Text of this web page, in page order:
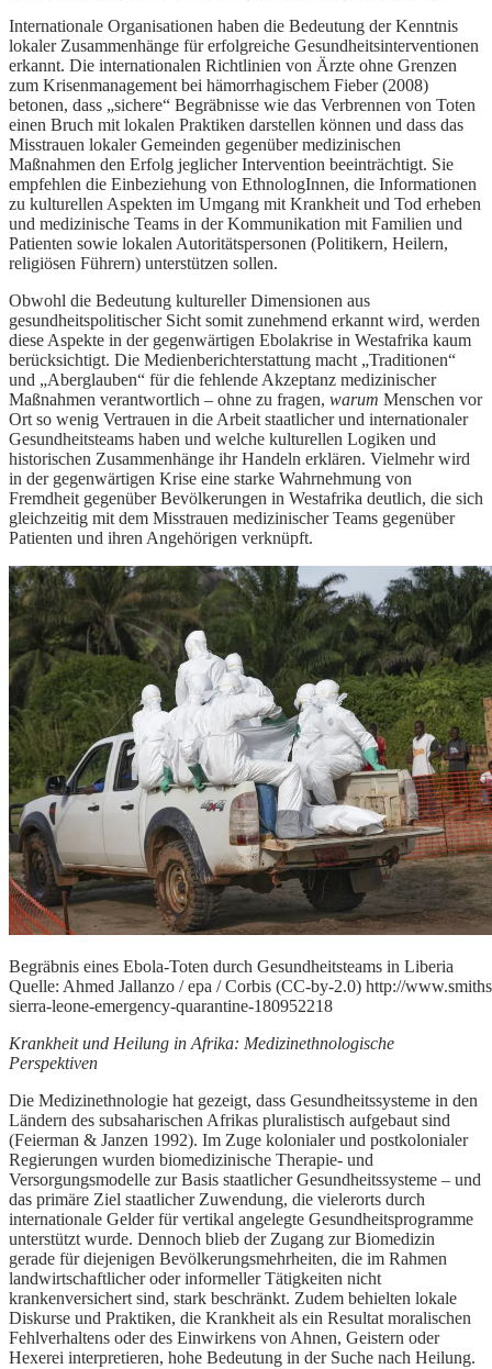
Internationale Organisationen haben die Bedeutung der Kenntnis
lokaler Zusammenhänge für erfolgreiche Gesundheitsinterventionen
erkannt. Die internationalen Richtlinien von Ärzte ohne Grenzen
zum Krisenmanagement bei hämorrhagischem Fieber (2008)
betonen, dass „sichere“ Begräbnisse wie das Verbrennen von Toten
einen Bruch mit lokalen Praktiken darstellen können und dass das
Misstrauen lokaler Gemeinden gegenüber medizinischen
Maßnahmen den Erfolg jeglicher Intervention beeinträchtigt. Sie
empfehlen die Einbeziehung von EthnologInnen, die Informationen
zu kulturellen Aspekten im Umgang mit Krankheit und Tod erheben
und medizinische Teams in der Kommunikation mit Familien und
Patienten sowie lokalen Autoritätspersonen (Politikern, Heilern,
religiösen Führern) unterstützen sollen.
Obwohl die Bedeutung kultureller Dimensionen aus
gesundheitspolitischer Sicht somit zunehmend erkannt wird, werden
diese Aspekte in der gegenwärtigen Ebolakrise in Westafrika kaum
berücksichtigt. Die Medienberichterstattung macht „Traditionen“
und „Aberglauben“ für die fehlende Akzeptanz medizinischer
Maßnahmen verantwortlich – ohne zu fragen, warum Menschen vor
Ort so wenig Vertrauen in die Arbeit staatlicher und internationaler
Gesundheitsteams haben und welche kulturellen Logiken und
historischen Zusammenhänge ihr Handeln erklären. Vielmehr wird
in der gegenwärtigen Krise eine starke Wahrnehmung von
Fremdheit gegenüber Bevölkerungen in Westafrika deutlich, die sich
gleichzeitig mit dem Misstrauen medizinischer Teams gegenüber
Patienten und ihren Angehörigen verknüpft.
Begräbnis eines Ebola-Toten durch Gesundheitsteams in Liberia
Quelle: Ahmed Jallanzo / epa / Corbis (CC-by-2.0) http://
sierra-leone-emergency-quarantine-180952218
Krankheit und Heilung in Afrika: Medizinethnologische
Perspektiven
Die Medizinethnologie hat gezeigt, dass Gesundheitssysteme in den
Ländern des subsaharischen Afrikas pluralistisch aufgebaut sind
(Feierman & Janzen 1992). Im Zuge kolonialer und postkolonialer
Regierungen wurden biomedizinische Therapie- und
Versorgungsmodelle zur Basis staatlicher Gesundheitssysteme – und
das primäre Ziel staatlicher Zuwendung, die vielerorts durch
internationale Gelder für vertikal angelegte Gesundheitsprogramme
unterstützt wurde. Dennoch blieb der Zugang zur Biomedizin
gerade für diejenigen Bevölkerungsmehrheiten, die im Rahmen
landwirtschaftlicher oder informeller Tätigkeiten nicht
krankenversichert sind, stark beschränkt. Zudem behielten lokale
Diskurse und Praktiken, die Krankheit als ein Resultat moralischen
Fehlverhaltens oder des Einwirkens von Ahnen, Geistern oder
Hexerei interpretieren, hohe Bedeutung in der Suche nach Heilung.